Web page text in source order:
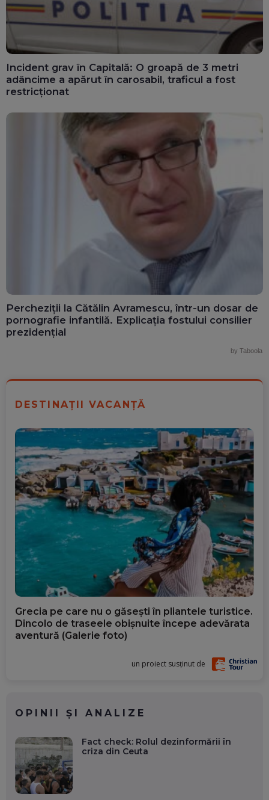
Incident grav în Capitală: O groapă de 3 metri
adâncime a apărut în carosabil, traficul a fost
restricționat
Percheziții la Cătălin Avramescu, într-un dosar de
pornografie infantilă. Explicația fostului consilier
prezidențial
by Taboola
DESTINAȚII VACANȚĂ
Grecia pe care nu o găsești în pliantele turistice.
Dincolo de traseele obișnuite începe adevărata
aventură (Galerie foto)
un proiect susținut de
OPINII ȘI ANALIZE
Fact check: Rolul dezinformării în
criza din Ceuta